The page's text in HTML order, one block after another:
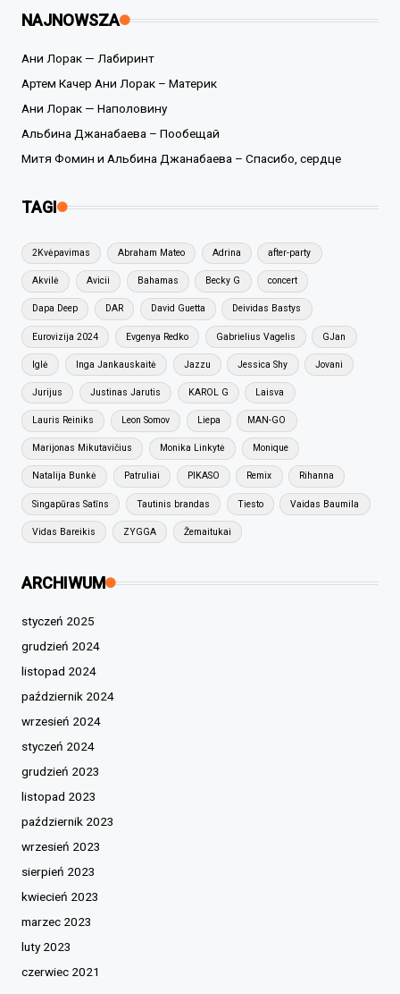
NAJNOWSZA
Ани Лорак — Лабиринт
Артем Качер Ани Лорак – Материк
Ани Лорак — Наполовину
Альбина Джанабаева – Пообещай
Митя Фомин и Альбина Джанабаева – Спасибо, сердце
TAGI
2Kvėpavimas Abraham Mateo Adrina after-party
Akvilė Avicii Bahamas Becky G concert
Dapa Deep DAR David Guetta Deividas Bastys
Eurovizija 2024 Evgenya Redko Gabrielius Vagelis GJan
Iglė Inga Jankauskaitė Jazzu Jessica Shy Jovani
Jurijus Justinas Jarutis KAROL G Laisva
Lauris Reiniks Leon Somov Liepa MAN-GO
Marijonas Mikutavičius Monika Linkytė Monique
Natalija Bunkė Patruliai PIKASO Remix Rihanna
Singapūras Satīns Tautinis brandas Tiesto Vaidas Baumila
Vidas Bareikis ZYGGA Žemaitukai
ARCHIWUM
styczeń 2025
grudzień 2024
listopad 2024
październik 2024
wrzesień 2024
styczeń 2024
grudzień 2023
listopad 2023
październik 2023
wrzesień 2023
sierpień 2023
kwiecień 2023
marzec 2023
luty 2023
czerwiec 2021